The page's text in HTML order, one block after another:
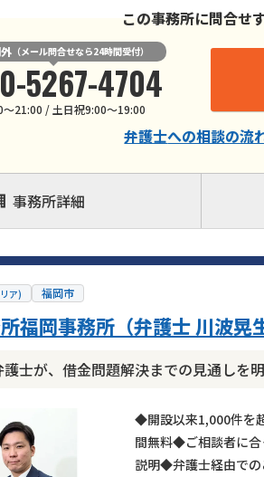
この事務所に問合せ
（メール問合せなら24時間受付）
5267-4704
～21:00 / 土日祝9:00～19:00
弁護士への相談の流
事務所詳細
ア) 福岡市
士が、借金問題解決までの見通しを
福岡事務所（弁護士 川波晃
◆開設以来1,000件を
間無料◆ご相談者に
説明◆弁護士経由で